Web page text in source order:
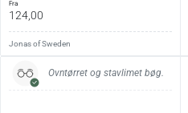
fra
124,00
Jonas of Sweden
Ovntørret og stavlimet bøg.